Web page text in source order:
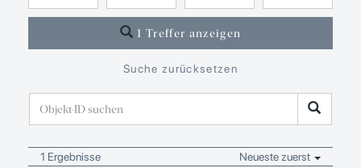
1 Treffer anzeigen
Suche zurücksetzen
1 Ergebnisse Neueste zuerst